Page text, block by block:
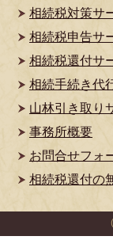
相続税対策サ
相続税申告サ
相続税還付サ
相続手続き代
山林引き取り
事務所概要
お問合せフォ
相続税還付の